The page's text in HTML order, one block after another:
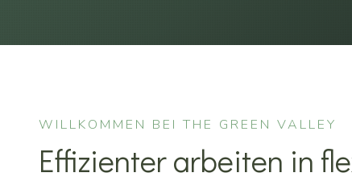
WILLKOMMEN BEI THE GREEN VALLEY
Effizienter arbeiten in